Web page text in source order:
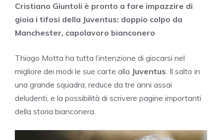
Cristiano Giuntoli è pronto a fare impazzire di
gioia i tifosi della Juventus: doppio colpo da
Manchester, capolavoro bianconero
Thiago Motta ha tutta l’intenzione di giocarsi nel
migliore dei modi le sue carte alla Juventus . Il salto in
una grande squadra, reduce da tre anni assai
deludenti, e la possibilità di scrivere pagine importanti
della storia bianconera.